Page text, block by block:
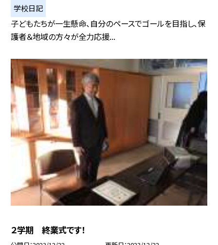
学校日記
子どもたちが一生懸命、自分のペースでゴールを目指し、保
護者＆地域の方々が全力応援...
２学期 終業式です！